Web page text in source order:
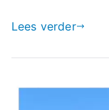
Lees verder